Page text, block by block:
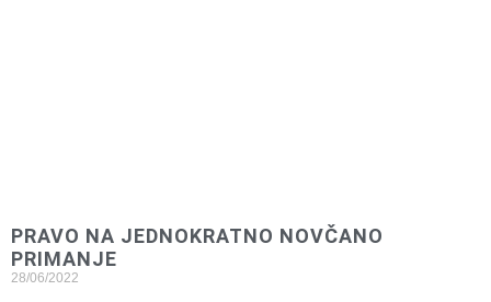
PRAVO NA JEDNOKRATNO NOVČANO
PRIMANJE
28/06/2022